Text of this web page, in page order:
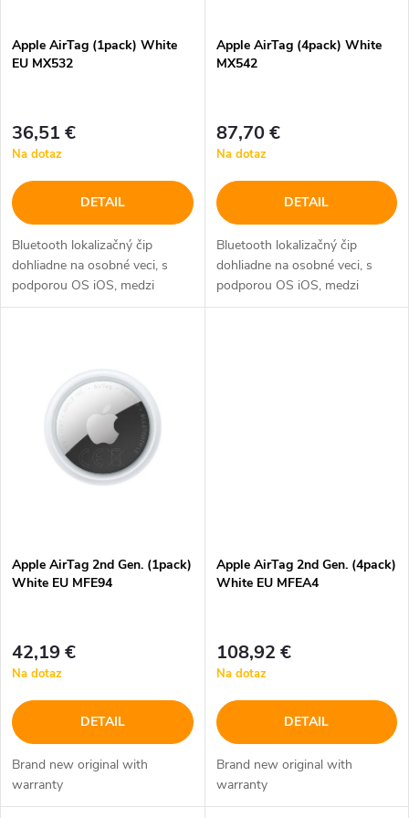
p
o
d
u
k
p
r
o
d
u
k
t
Apple AirTag (1pack) White
EU MX532
36,51 €
Na dotaz
DETAIL
Bluetooth lokalizačný čip
dohliadne na osobné veci, s
podporou OS iOS, medzi
základné funkcie patrí nájdenie
Apple AirTag (4pack) White
MX542
87,70 €
Na dotaz
DETAIL
Bluetooth lokalizačný čip
dohliadne na osobné veci, s
podporou OS iOS, medzi
základné funkcie patrí nájdenie
Apple AirTag 2nd Gen. (1pack)
White EU MFE94
42,19 €
Na dotaz
DETAIL
Brand new original with
warranty
Apple AirTag 2nd Gen. (4pack)
White EU MFEA4
108,92 €
Na dotaz
DETAIL
Brand new original with
warranty